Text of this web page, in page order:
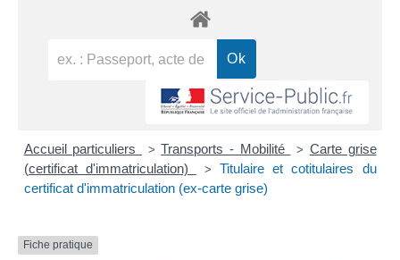
Accueil particuliers > Transports - Mobilité > Carte grise
(certificat d'immatriculation)
>
Titulaire et cotitulaires du
certificat d'immatriculation (ex-carte grise)
Fiche pratique